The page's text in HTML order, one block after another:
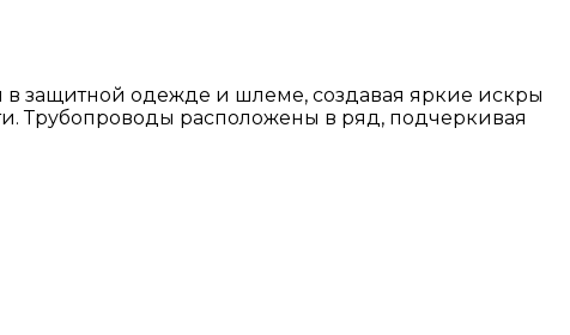
защитной одежде и шлеме, создавая яркие искры
Трубопроводы расположены в ряд, подчеркивая